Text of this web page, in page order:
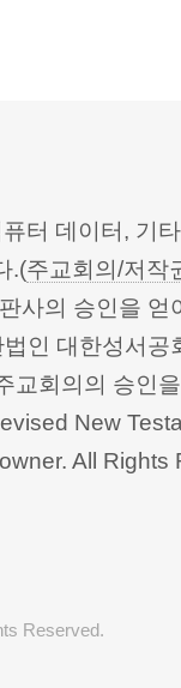
터 데이터, 기
.(주교회의/저작
사의 승인을 얻
인 대한성서
교회의의 승인
New
All
Reserved.